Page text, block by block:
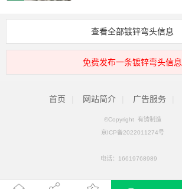
查看全部镀锌弯头信息
免费发布一条镀锌弯头信息
首页 网站简介 广告服务
©Copyright 有铸制造
京ICP备2022011274号
电话： 16619768989